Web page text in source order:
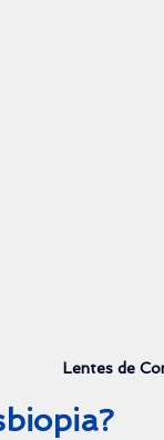
Lentes de